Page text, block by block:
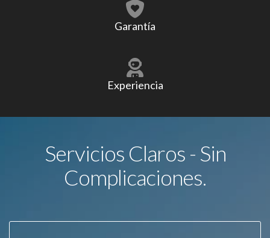
Garantía
Experiencia
Servicios Claros - Sin
Complicaciones.